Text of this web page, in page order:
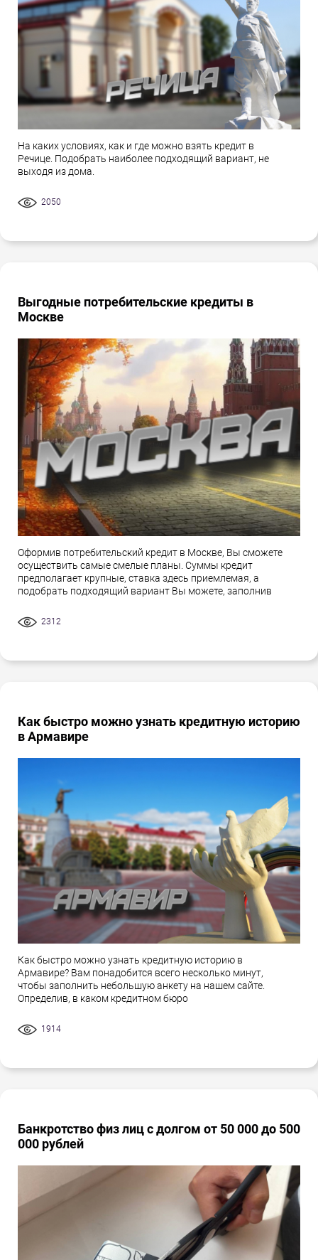
На каких условиях, как и где можно взять кредит в
Речице. Подобрать наиболее подходящий вариант, не
выходя из дома.
2050
Выгодные потребительские кредиты в
Москве
Оформив потребительский кредит в Москве, Вы сможете
осуществить самые смелые планы. Суммы кредит
предполагает крупные, ставка здесь приемлемая, а
подобрать подходящий вариант Вы можете, заполнив
2312
Как быстро можно узнать кредитную историю
в Армавире
Как быстро можно узнать кредитную историю в
Армавире? Вам понадобится всего несколько минут,
чтобы заполнить небольшую анкету на нашем сайте.
Определив, в каком кредитном бюро
1914
Банкротство физ лиц с долгом от 50 000 до 500
000 рублей